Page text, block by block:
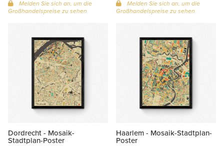
Melden Sie sich an, um die
Großhandelspreise zu sehen
Melden Sie sich an, um die
Großhandelspreise zu sehen
Dordrecht - Mosaik-
Stadtplan-Poster
Haarlem - Mosaik-Stadtplan-
Poster